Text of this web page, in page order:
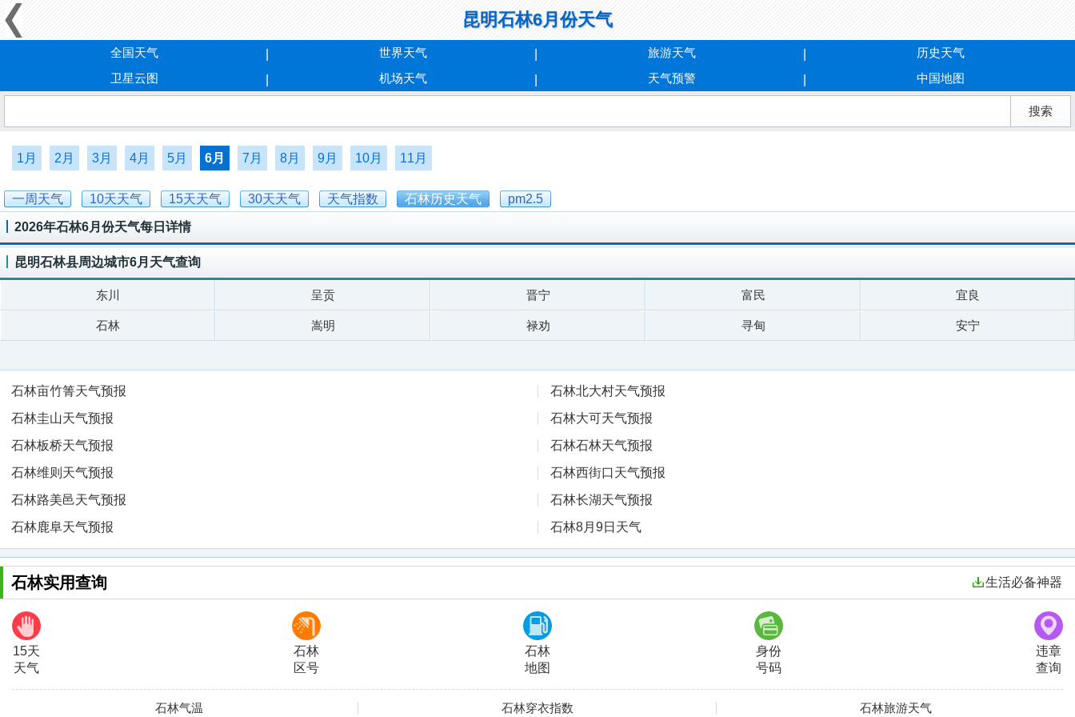
昆明石林6月份天气
全国天气 世界天气 旅游天气
历史天气
卫星云图
机场天气 天气预警 中国地图
1月 2月 3月 4月 5月 6月 7月 8月 9月 10月 11月
一周天气 10天天气 15天天气 30天天气 天气指数 石林历史天气 pm2.5
2026年石林6月份天气每日详情
昆明石林县周边城市6月天气查询
东川 呈贡 晋宁 富民 宜良
石林 嵩明 禄劝 寻甸 安宁
石林亩竹箐天气预报
石林北大村天气预报
石林圭山天气预报
石林大可天气预报
石林板桥天气预报
石林石林天气预报
石林维则天气预报
石林西街口天气预报
石林路美邑天气预报
石林长湖天气预报
石林鹿阜天气预报
石林8月9日天气
石林实用查询 生活必备神器
15天
天气
石林
区号
石林
地图
身份
号码
违章
查询
石林气温 石林穿衣指数 石林旅游天气